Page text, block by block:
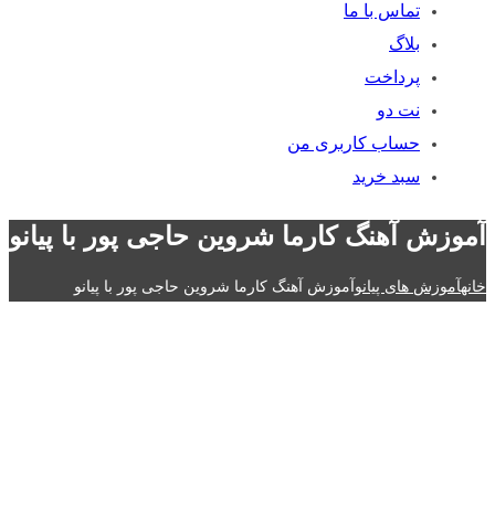
تماس با ما
بلاگ
پرداخت
نت دو
حساب کاربری من
سبد خرید
آموزش آهنگ کارما شروین حاجی پور با پیانو
خانهآموزش های پیانوآموزش آهنگ کارما شروین حاجی پور با پیانو